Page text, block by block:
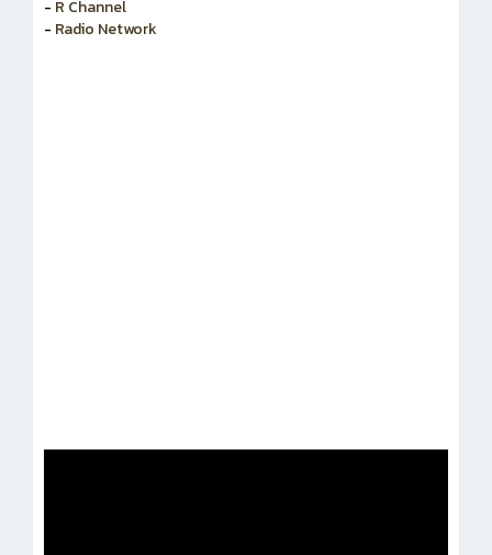
- R Channel
- Radio Network